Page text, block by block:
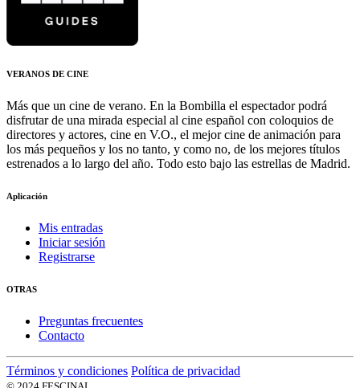
VERANOS DE CINE
Más que un cine de verano. En la Bombilla el espectador podrá
disfrutar de una mirada especial al cine español con coloquios de
directores y actores, cine en V.O., el mejor cine de animación para
los más pequeños y los no tanto, y como no, de los mejores títulos
estrenados a lo largo del año. Todo esto bajo las estrellas de Madrid.
Aplicación
Mis entradas
Iniciar sesión
Registrarse
OTRAS
Preguntas frecuentes
Contacto
Términos y condiciones Política de privacidad